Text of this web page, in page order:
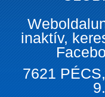
inaktív,
7621
9.